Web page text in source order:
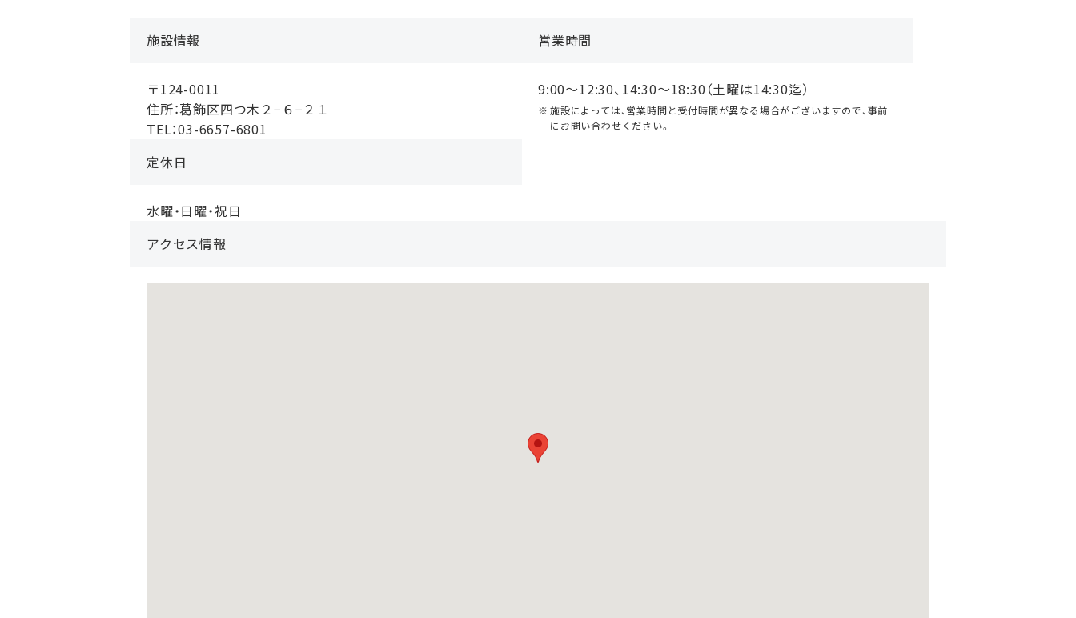
施設情報
〒124-0011
住所：葛飾区四つ木２−６−２１
TEL：03-6657-6801
営業時間
9:00〜12:30、14:30〜18:30（土曜は14:30迄）
施設によっては、営業時間と受付時間が異なる場合がございますので、事前
にお問い合わせください。
定休日
水曜・日曜・祝日
アクセス情報